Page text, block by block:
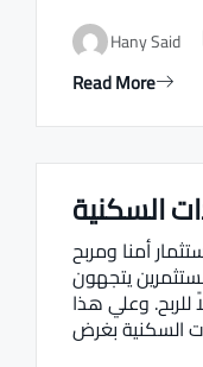
Hany Said
Read More
Real estate Estate
السكنية
أمنا ومربح
يتجهون
وعلي هذا